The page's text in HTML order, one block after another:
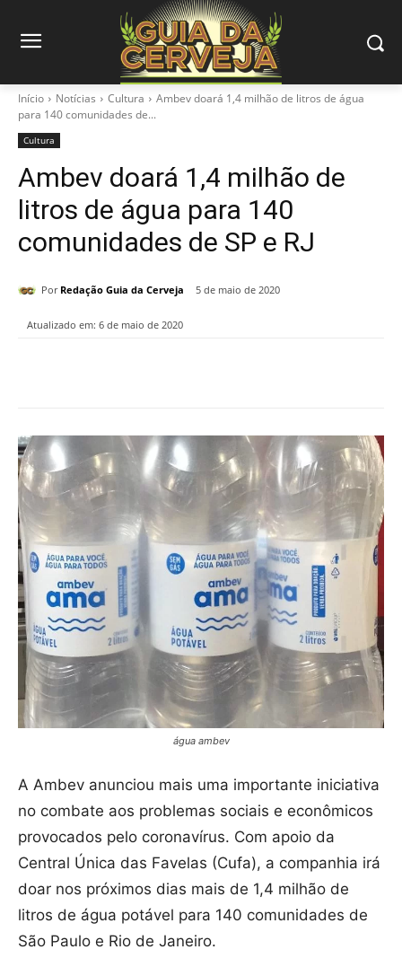
Início Notícias Cultura
Ambev doará 1,4 milhão de litros de água
para 140 comunidades de...
Cultura
Ambev doará 1,4 milhão de
litros de água para 140
comunidades de SP e RJ
Por Redação Guia da Cerveja 5 de maio de 2020
Atualizado em: 6 de maio de 2020
água ambev
A Ambev anunciou mais uma importante iniciativa
no combate aos problemas sociais e econômicos
provocados pelo coronavírus. Com apoio da
Central Única das Favelas (Cufa), a companhia irá
doar nos próximos dias mais de 1,4 milhão de
litros de água potável para 140 comunidades de
São Paulo e Rio de Janeiro.